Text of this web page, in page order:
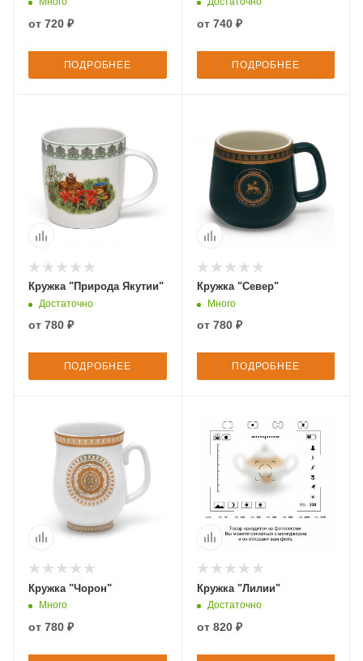
от 720 ₽
ПОДРОБНЕЕ
от 740 ₽
ПОДРОБНЕЕ
Кружка "Природа Якутии"
Достаточно
от 780 ₽
ПОДРОБНЕЕ
Кружка "Север"
Много
от 780 ₽
ПОДРОБНЕЕ
Кружка "Чорон"
Много
от 780 ₽
Кружка "Лилии"
Достаточно
от 820 ₽